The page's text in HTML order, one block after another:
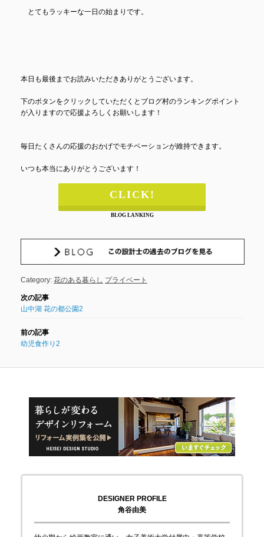
とてもラッキーな一日の始まりです。
本日も最後までお読みいただきありがとうございます。
下のボタンをクリックしていただくとブログ村のランキングポイント
が入りますので応援よろしくお願いします！
毎日たくさんの応援のおかげでモチベーションが維持できます。
いつも本当にありがとうございます！
CLICK!
BLOG LANKING
Category: 花のある暮らし プライベート
山中湖 花の都公園2
幼児食作り2
DESIGNER PROFILE
角谷由美